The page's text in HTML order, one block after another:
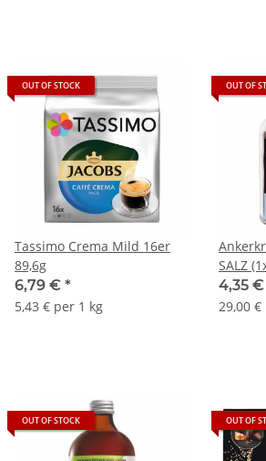
OUT OF STOCK
Tassimo Crema Mild 16er
89,6g
6,79 € *
5,43 € per 1 kg
OUT OF
SALZ
4,35 €
29,00
OUT OF STOCK OUT OF